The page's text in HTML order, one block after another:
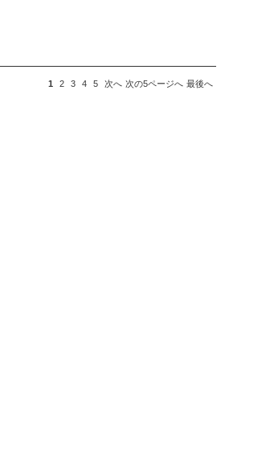
1 2 3 4 5 次へ 次の5ページへ 最後へ